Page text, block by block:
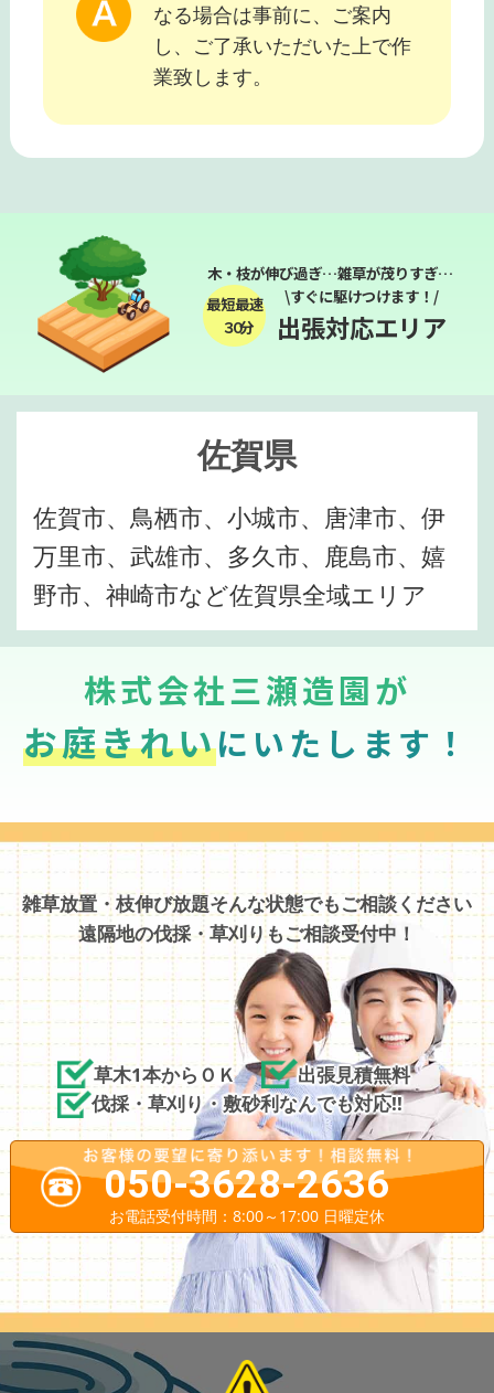
なる場合は事前に、ご案内
し、ご了承いただいた上で作
業致します。
木・枝が伸び過ぎ…雑草が茂りすぎ…
最短最速
３０分
\すぐに駆けつけます！/
出張対応エリア
佐賀県
佐賀市、鳥栖市、小城市、唐津市、伊
万里市、武雄市、多久市、鹿島市、嬉
野市、神崎市など佐賀県全域エリア
株式会社三瀬造園が
お庭きれいにいたします！
雑草放置・枝伸び放題そんな状態でもご相談ください
遠隔地の伐採・草刈りもご相談受付中！
草木1本からＯＫ
出張見積無料
伐採・草刈り・敷砂利なんでも対応!!
050-3628-2636
お電話受付時間：8:00～17:00 日曜定休